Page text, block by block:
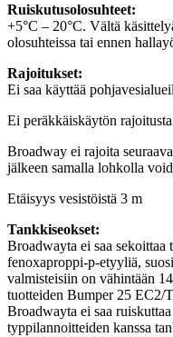
Ruiskutusolosuhteet:
+5°C – 20°C. Vältä
olosuhteissa tai ennen
Rajoitukset:
Ei saa käyttää
Ei peräkkäiskäytön
Broadway ei rajoita
jälkeen samalla lohkolla
Etäisyys vesistöistä 3 m
Tankkiseokset:
Broadwayta ei saa sekoittaa
fenoxaproppi-p-etyyliä,
valmisteisiin on vähintään
tuotteiden Bumper 25 EC2/
Broadwayta ei saa
typpilannoitteiden kanssa